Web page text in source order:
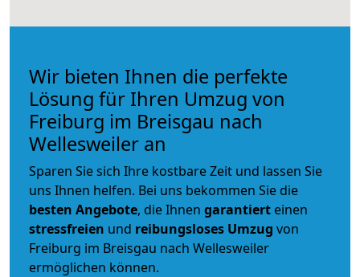
Wir bieten Ihnen die perfekte
Lösung für Ihren Umzug von
Freiburg im Breisgau nach
Wellesweiler an
Sparen Sie sich Ihre kostbare Zeit und lassen Sie
uns Ihnen helfen. Bei uns bekommen Sie die
besten Angebote, die Ihnen garantiert einen
stressfreien und reibungsloses Umzug von
Freiburg im Breisgau nach Wellesweiler
ermöglichen können.